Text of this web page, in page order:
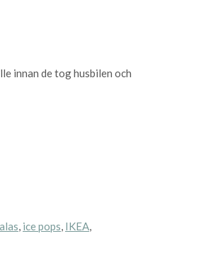
innan de tog husbilen och
, ice pops, IKEA,